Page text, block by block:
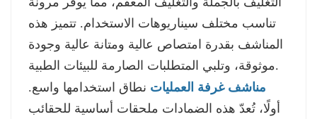
تناسب مختلف سيناريوهات الاستخدام. تتميز هذه
المناشف بقدرة امتصاص عالية ومتانة عالية وجودة
موثوقة، وتلبي المتطلبات الصارمة للبيئات الطبية.
مناشف غرفة العمليات نطاق استخدامها واسع.
أولًا، تُعدّ هذه الضمادات ملحقات أساسية للحقائب